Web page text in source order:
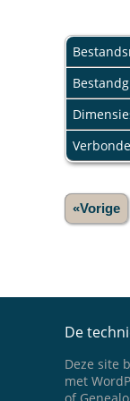
«Vorige
De
Deze site
met
of